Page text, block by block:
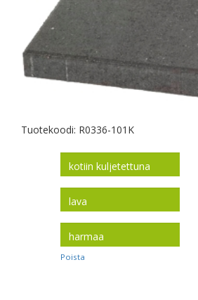
Tuotekoodi: R0336-101K
Poista